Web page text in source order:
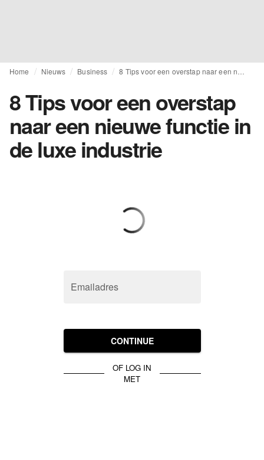
Home Nieuws Business
8 Tips voor een overstap
naar een nieuwe functie in
de luxe industrie
Emailadres
CONTINUE
OF LOG IN
MET